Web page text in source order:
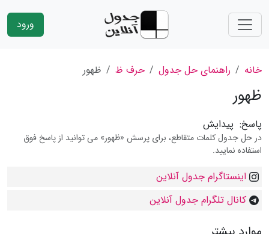
ورود
خانه راهنمای حل جدول حرف ظ ظهور
ظهور
پاسخ: پیدایش
در حل جدول کلمات متقاطع، برای پرسش «ظهور» می توانید از پاسخ فوق
استفاده نمایید.
اینستاگرام جدول آنلاین
کانال تلگرام جدول آنلاین